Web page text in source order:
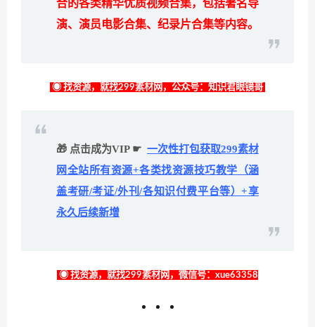
合的各类精华优质视频合集，包括著名导
演、演员电影合集、纪录片合集等内容。
◉ 找资源，就找299素材网，公众号：知识君眼镜哥
🎁 点击成为VIP ☛ 一次性打包获取299素材
网全站所有资源+各类找资源技巧教学（涵
盖考研/考证/外刊/各知识付费平台等）+享
永久后续新增
◉ 找资源，就找299素材网，微信号：xue63358